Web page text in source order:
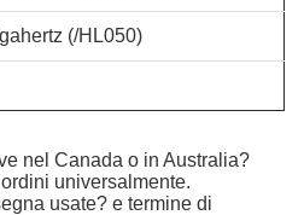
(/HL050)
nel Canada o in Australia?
universalmente.
usate? e termine di